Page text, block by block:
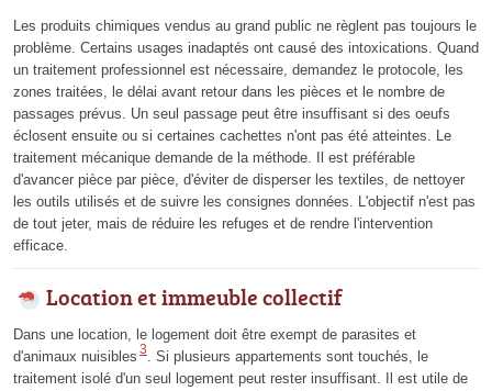
Les produits chimiques vendus au grand public ne règlent pas toujours le
problème. Certains usages inadaptés ont causé des intoxications. Quand
un traitement professionnel est nécessaire, demandez le protocole, les
zones traitées, le délai avant retour dans les pièces et le nombre de
passages prévus. Un seul passage peut être insuffisant si des oeufs
éclosent ensuite ou si certaines cachettes n'ont pas été atteintes. Le
traitement mécanique demande de la méthode. Il est préférable
d'avancer pièce par pièce, d'éviter de disperser les textiles, de nettoyer
les outils utilisés et de suivre les consignes données. L'objectif n'est pas
de tout jeter, mais de réduire les refuges et de rendre l'intervention
efficace.
Location et immeuble collectif
Dans une location, le logement doit être exempt de parasites et
d'animaux nuisibles 3. Si plusieurs appartements sont touchés, le
traitement isolé d'un seul logement peut rester insuffisant. Il est utile de